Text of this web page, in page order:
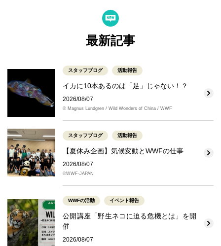
最新記事
スタッフブログ 活動報告
イカに10本あるのは「足」じゃない！？
2026/08/07
© Magnus Lundgren / Wild Wonders of China / WWF
スタッフブログ 活動報告
【夏休み企画】気候変動とWWFの仕事
2026/08/07
©WWF-JAPAN
WWFの活動 イベント報告
公開講座「野生ネコに迫る危機とは」を開
催
2026/08/07